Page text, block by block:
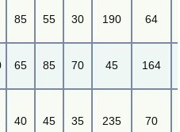
85 55 30 190 64
65 85 70 45 164
40 45 35 235 70